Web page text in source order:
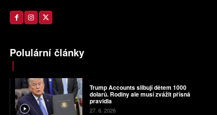
Polulární články
Trump Accounts slibují dětem 1000
dolarů. Rodiny ale musí zvážit přísná
pravidla
27. 6. 2026